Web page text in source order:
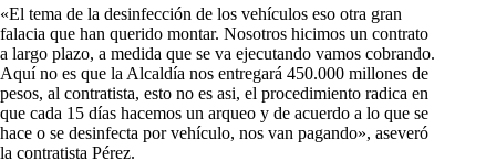
«El tema de la desinfección de los vehículos eso otra gran
falacia que han querido montar. Nosotros hicimos un contrato
a largo plazo, a medida que se va ejecutando vamos cobrando.
Aquí no es que la Alcaldía nos entregará 450.000 millones de
pesos, al contratista, esto no es asi, el procedimiento radica en
que cada 15 días hacemos un arqueo y de acuerdo a lo que se
hace o se desinfecta por vehículo, nos van pagando», aseveró
la contratista Pérez.